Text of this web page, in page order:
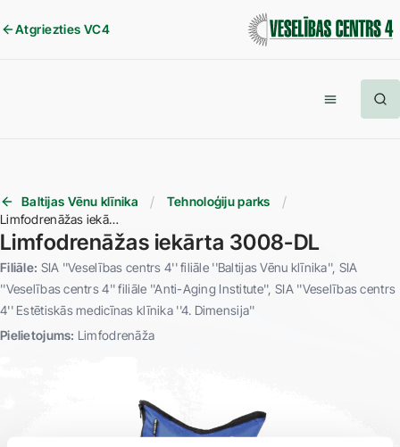
Atgriezties VC4
Baltijas Vēnu klīnika
Tehnoloģiju parks
Limfodrenāžas iekārta 3008-DL
Limfodrenāžas iekārta 3008-DL
Filiāle: SIA ''Veselības centrs 4'' filiāle ''Baltijas Vēnu klīnika'' SIA
''Veselības centrs 4'' filiāle ''Anti-Aging Institute'' SIA ''Veselības centrs
4'' Estētiskās medicīnas klīnika ''4. Dimensija''
Pielietojums: Limfodrenāža